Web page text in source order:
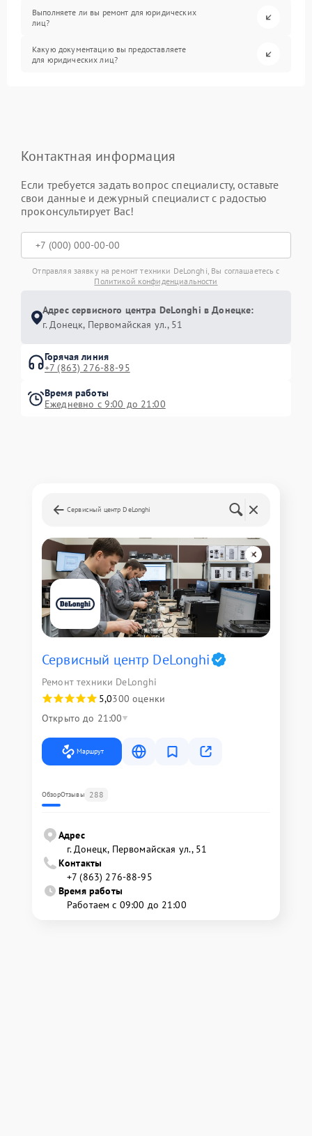
Выполняете ли вы ремонт для юридических
лиц?
Какую документацию вы предоставляете
для юридических лиц?
Контактная информация
Если требуется задать вопрос специалисту, оставьте
свои данные и дежурный специалист с радостью
проконсультирует Вас!
Отправляя заявку на ремонт техники DeLonghi, Вы соглашаетесь с
Политикой конфиденциальности
Адрес сервисного центра DeLonghi в Донецке:
г. Донецк, Первомайская ул., 51
Горячая линия
+7 (863) 276-88-95
Время работы
Ежедневно с 9:00 до 21:00
Сервисный центр DeLonghi
Сервисный центр DeLonghi
Ремонт техники DeLonghi
5,0300 оценки
Открыто до 21:00
Маршрут
ОбзорОтзывы 288
Адрес
г. Донецк, Первомайская ул., 51
Контакты
+7 (863) 276-88-95
Время работы
Работаем с 09:00 до 21:00